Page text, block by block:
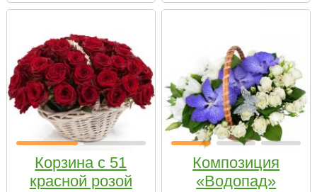
Корзина с 51
красной розой
Композиция
«Водопад»